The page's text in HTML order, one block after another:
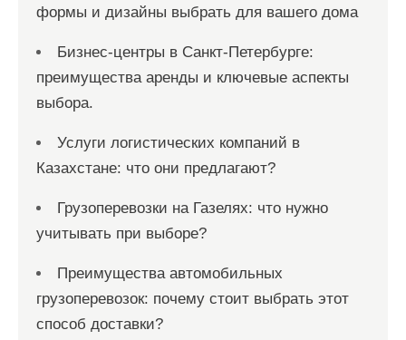
формы и дизайны выбрать для вашего дома
Бизнес-центры в Санкт-Петербурге:
преимущества аренды и ключевые аспекты
выбора.
Услуги логистических компаний в
Казахстане: что они предлагают?
Грузоперевозки на Газелях: что нужно
учитывать при выборе?
Преимущества автомобильных
грузоперевозок: почему стоит выбрать этот
способ доставки?